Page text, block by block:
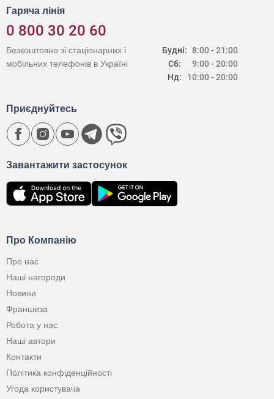
Гаряча лінія
0 800 30 20 60
Будні:
Сб:
Нд:
8:00 - 21:00
9:00 - 20:00
10:00 - 20:00
Безкоштовно зі стаціонарних і
мобільних телефонів в Україні
Про Компанію
Про нас
Наші нагороди
Новини
Франшиза
Робота у нас
Наші автори
Контакти
Політика конфіденційності
Угода користувача
Завантажити застосунок
Приєднуйтесь